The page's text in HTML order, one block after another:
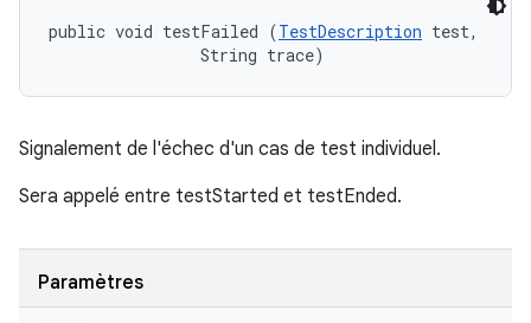
public void testFailed (TestDescription test,
                String trace)
Signalement de l'échec d'un cas de test individuel.
Sera appelé entre testStarted et testEnded.
Paramètres